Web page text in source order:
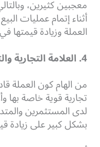
معجبين كثيرين،
أثناء إتمام عمليات
العملة وزيادة قيمتها
4. العلامة التجارية والتسويق
من الهام كون العملة
تجارية قوية خاصة
لدى المستثمرين
بشكل كبير على زيادة